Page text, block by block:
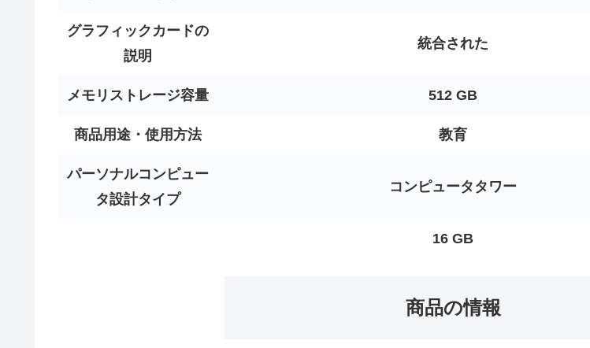
グラフィックカードの
説明
統合された
メモリストレージ容量 512 GB
商品用途・使用方法 教育
パーソナルコンピュー
タ設計タイプ
コンピュータタワー
16 GB
商品の情報